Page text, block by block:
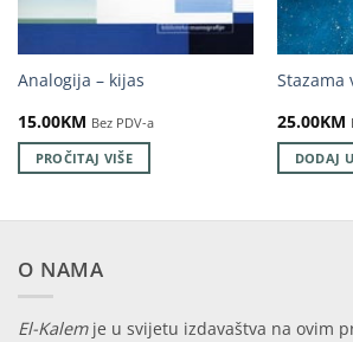
Analogija – kijas
15.00KM Bez PDV-a
PROČITAJ VIŠE
Stazama
25.00KM
DODAJ
O NAMA
El-Kalemje u svijetu izdavaštva na ovim